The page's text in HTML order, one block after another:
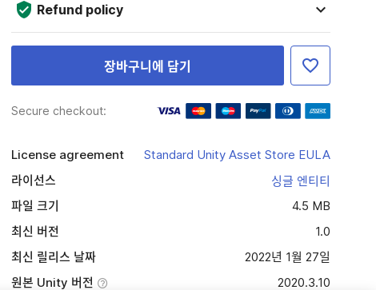
Refund policy
장바구니에 담기
Secure checkout:
License agreement
Standard Unity Asset Store EULA
라이선스
싱글 엔티티
파일 크기
4.5 MB
최신 버전
1.0
최신 릴리스 날짜
2022년 1월 27일
원본 Unity 버전
2020.3.10